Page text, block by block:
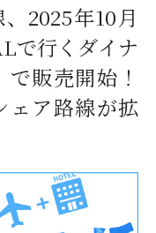
2025年10月
で行くダイナ
販売開始！
ェア路線が拡